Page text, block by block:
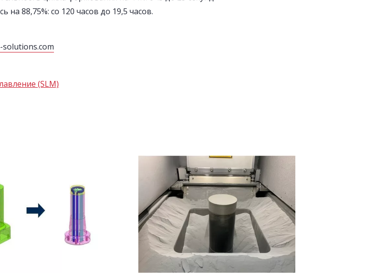
на 88,75%: со 120 часов до 19,5 часов.
(SLM)